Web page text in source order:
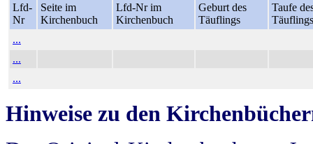
Lfd-
Nr
Seite im
Kirchenbuch
Lfd-Nr im
Kirchenbuch
Geburt des
Täuflings
Taufe
Täuflings
...
...
...
Hinweise zu den